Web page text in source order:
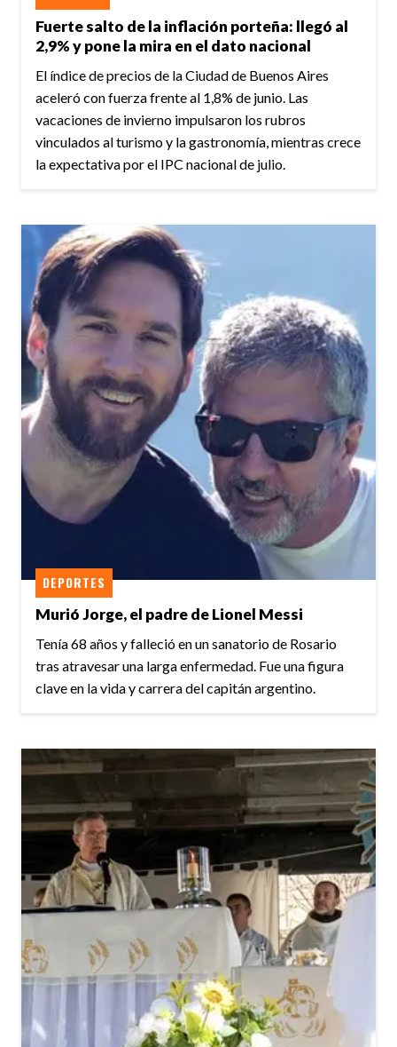
Fuerte salto de la inflación porteña: llegó al
2,9% y pone la mira en el dato nacional
El índice de precios de la Ciudad de Buenos Aires
aceleró con fuerza frente al 1,8% de junio. Las
vacaciones de invierno impulsaron los rubros
vinculados al turismo y la gastronomía, mientras crece
la expectativa por el IPC nacional de julio.
Murió Jorge, el padre de Lionel Messi
DEPORTES
Tenía 68 años y falleció en un sanatorio de Rosario
tras atravesar una larga enfermedad. Fue una figura
clave en la vida y carrera del capitán argentino.